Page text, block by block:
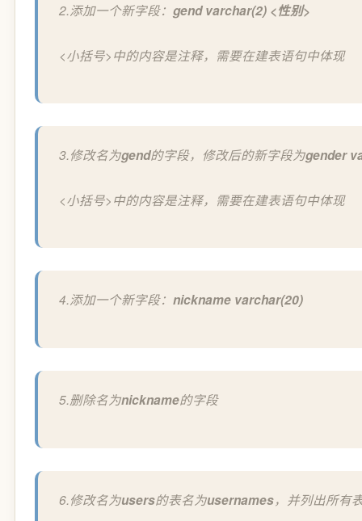
2.添加一个新字段： gend varchar(2) <性别>
<小括号>中的内容是注释，需要在建表语句中体现
3.修改名为gend的字段，修改后的新字段为gender
<小括号>中的内容是注释，需要在建表语句中体现
4.添加一个新字段： nickname varchar(20)
5.删除名为nickname的字段
6.修改名为users的表名为usernames，并列出所有